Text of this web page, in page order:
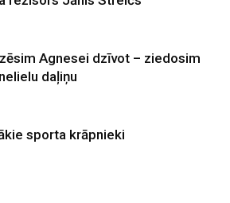
Agnesei dzīvot – ziedosim
daļiņu
sporta krāpnieki